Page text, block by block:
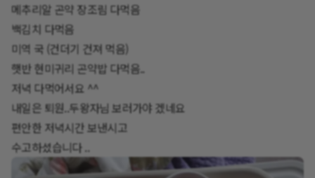
메추리알 곤약 장조림 다먹음
백김치 다먹음
미역 국 (건더기 건져 먹음)
햇반 현미귀리 곤약밥 다먹음..
저녁 다먹어서요 ^^
내일은 퇴원..두왕자님 보러가야 겠네요
편안한 저녁시간 보낸시고
수고하셨습니다 ..